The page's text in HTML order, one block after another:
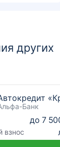
других
Банк
до 7
взнос